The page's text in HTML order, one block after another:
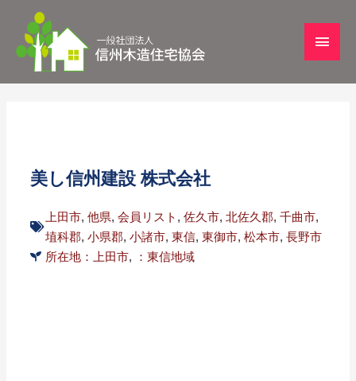
美し信州建設 株式会社
上田市,他県,会員リスト ,佐久市,北佐久郡,千曲市,
埴科郡,小県郡,小諸市,東信,東御市,松本市,長野市
所在地：上田市, ：東信地域